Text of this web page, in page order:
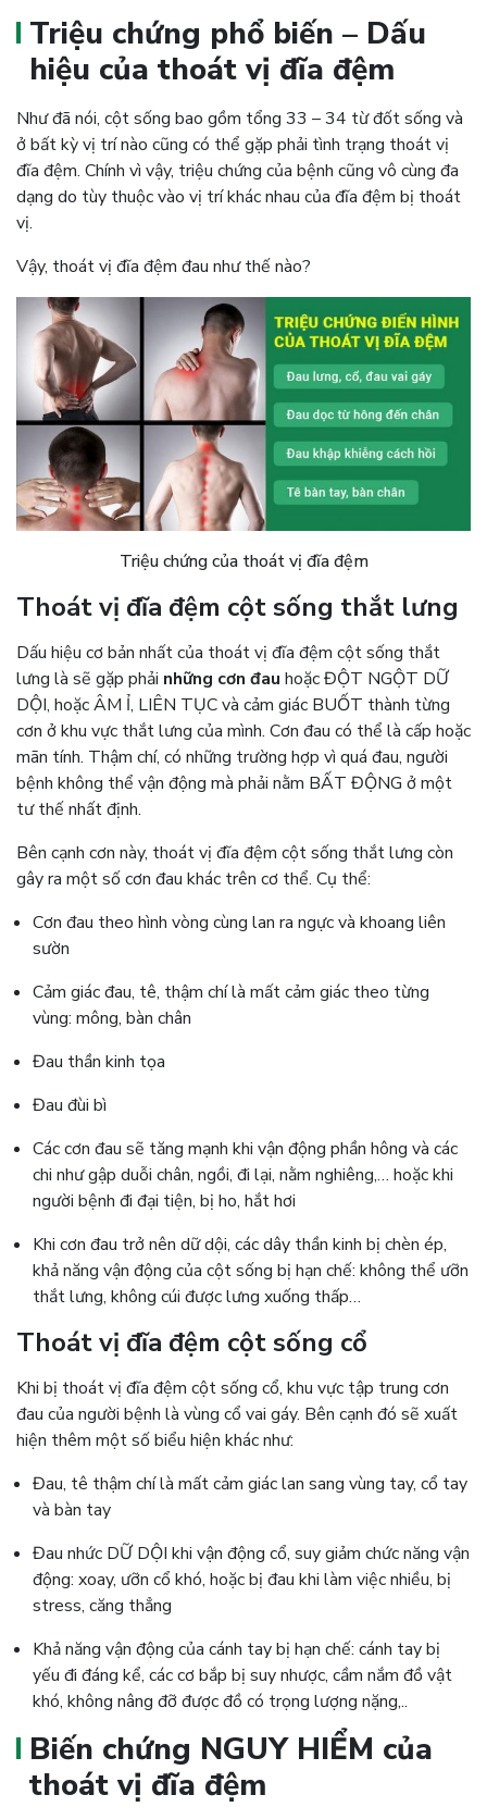
Triệu chứng phổ biến – Dấu
hiệu của thoát vị đĩa đệm
Như đã nói, cột sống bao gồm tổng 33 – 34 từ đốt sống và
ở bất kỳ vị trí nào cũng có thể gặp phải tình trạng thoát vị
đĩa đệm. Chính vì vậy, triệu chứng của bệnh cũng vô cùng đa
dạng do tùy thuộc vào vị trí khác nhau của đĩa đệm bị thoát
vị.
Vậy, thoát vị đĩa đệm đau như thế nào?
Triệu chứng của thoát vị đĩa đệm
Thoát vị đĩa đệm cột sống thắt lưng
Dấu hiệu cơ bản nhất của thoát vị đĩa đệm cột sống thắt
lưng là sẽ gặp phải những cơn đau hoặc ĐỘT NGỘT DỮ
DỘI, hoặc ÂM Ỉ, LIÊN TỤC và cảm giác BUỐT thành từng
cơn ở khu vực thắt lưng của mình. Cơn đau có thể là cấp hoặc
mãn tính. Thậm chí, có những trường hợp vì quá đau, người
bệnh không thể vận động mà phải nằm BẤT ĐỘNG ở một
tư thế nhất định.
Bên cạnh cơn này, thoát vị đĩa đệm cột sống thắt lưng còn
gây ra một số cơn đau khác trên cơ thể. Cụ thể:
Cơn đau theo hình vòng cùng lan ra ngực và khoang liên
sườn
Cảm giác đau, tê, thậm chí là mất cảm giác theo từng
vùng: mông, bàn chân
Đau thần kinh tọa
Đau đùi bì
Các cơn đau sẽ tăng mạnh khi vận động phần hông và các
chi như gập duỗi chân, ngồi, đi lại, nằm nghiêng,… hoặc khi
người bệnh đi đại tiện, bị ho, hắt hơi
Khi cơn đau trở nên dữ dội, các dây thần kinh bị chèn ép,
khả năng vận động của cột sống bị hạn chế: không thể ưỡn
thắt lưng, không cúi được lưng xuống thấp…
Thoát vị đĩa đệm cột sống cổ
Khi bị thoát vị đĩa đệm cột sống cổ, khu vực tập trung cơn
đau của người bệnh là vùng cổ vai gáy. Bên cạnh đó sẽ xuất
hiện thêm một số biểu hiện khác như:
Đau, tê thậm chí là mất cảm giác lan sang vùng tay, cổ tay
và bàn tay
Đau nhức DỮ DỘI khi vận động cổ, suy giảm chức năng vận
động: xoay, ưỡn cổ khó, hoặc bị đau khi làm việc nhiều, bị
stress, căng thẳng
Khả năng vận động của cánh tay bị hạn chế: cánh tay bị
yếu đi đáng kể, các cơ bắp bị suy nhược, cầm nắm đồ vật
khó, không nâng đỡ được đồ có trọng lượng nặng,..
Biến chứng NGUY HIỂM của
thoát vị đĩa đệm